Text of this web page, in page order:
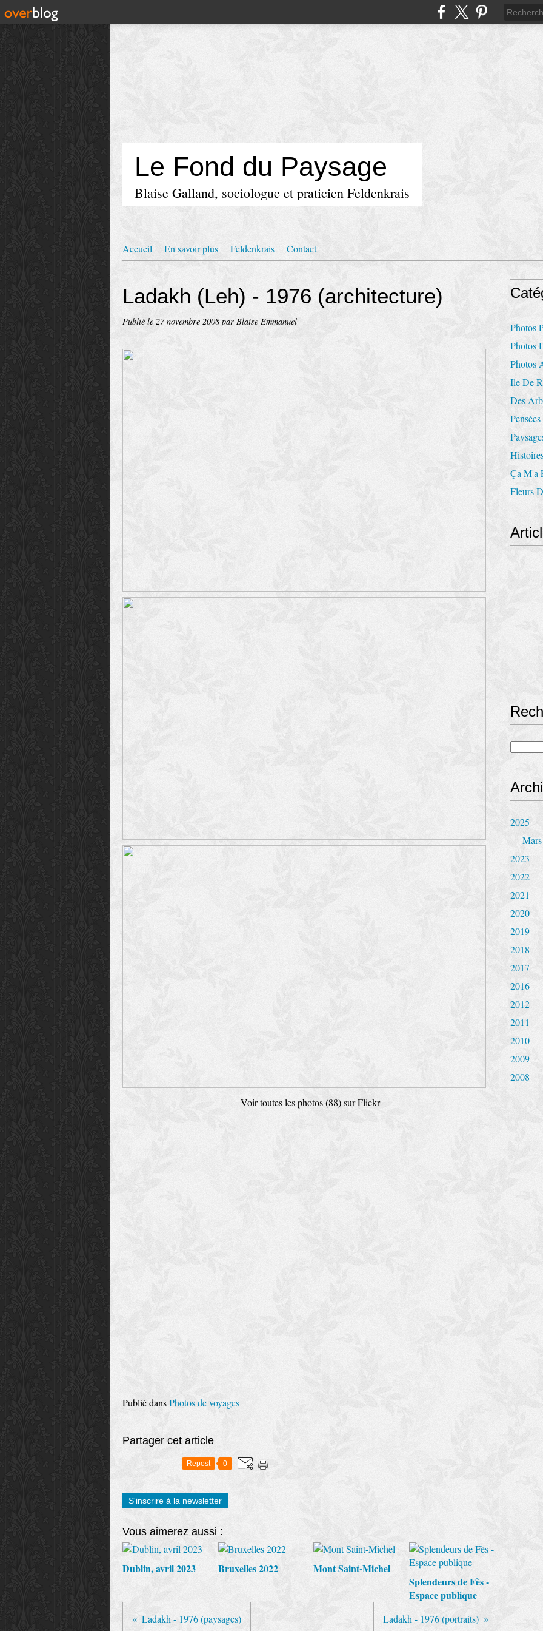
Le Fond du Paysage
Blaise Galland, sociologue et praticien Feldenkrais
Accueil En savoir plus Feldenkrais Contact
Ladakh (Leh) - 1976 (architecture)
Publié le 27 novembre 2008 par Blaise Emmanuel
Voir toutes les photos (88) sur Flickr
Publié dansPhotos de voyages
Partager cet article
Repost 0
S'inscrire à la newsletter
Vous aimerez aussi :
Dublin, avril 2023 Bruxelles 2022
Mont Saint-Michel
Splendeurs de Fès -
Espace publique
Ladakh - 1976 (paysages) Ladakh - 1976 (portraits)
Photos
Photos
Photos
Ile De
Des
Ça M'a
Fleurs
2025
Mars
2023
2022
2021
2020
2019
2018
2017
2016
2012
2011
2010
2009
2008